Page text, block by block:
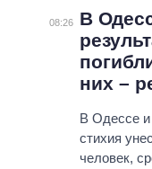
08:26
В
них –
В Одессе и
стихия
человек,